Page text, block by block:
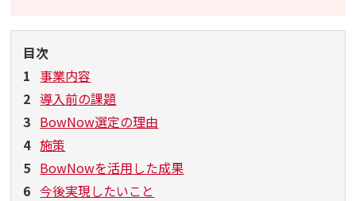
目次
1 事業内容
2 導入前の課題
3 BowNow選定の理由
4 施策
5 BowNowを活用した成果
6 今後実現したいこと